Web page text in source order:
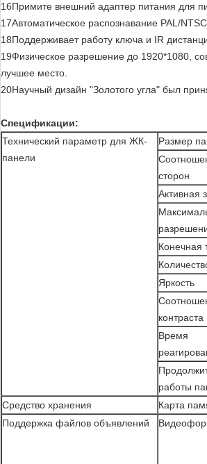
16Примите внешний адаптер питания для
17Автоматическое распознавание PAL/
18Поддерживает работу ключа и IR
19Физическое разрешение до 1920*1080,
лучшее место.
20Научный дизайн "Золотого угла" был
Спецификации:
Технический параметр для ЖК-
панели
Размер
сторон
Активная
Конечная
Яркость
контраста
Время
работы
Средство хранения Карта
Поддержка файлов объявлений